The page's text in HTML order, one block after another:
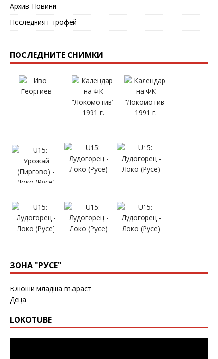
Архив-Новини
Последният трофей
ПОСЛЕДНИТЕ СНИМКИ
ЗОНА "РУСЕ"
Юноши младша възраст
Деца
LOKOTUBE